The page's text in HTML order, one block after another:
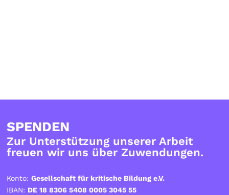
SPENDEN
Zur Unterstützung unserer Arbeit
freuen wir uns über Zuwendungen.
Konto:Gesellschaft für kritische Bildung e.V.
IBAN: DE 18 8306 5408 0005 3045 55